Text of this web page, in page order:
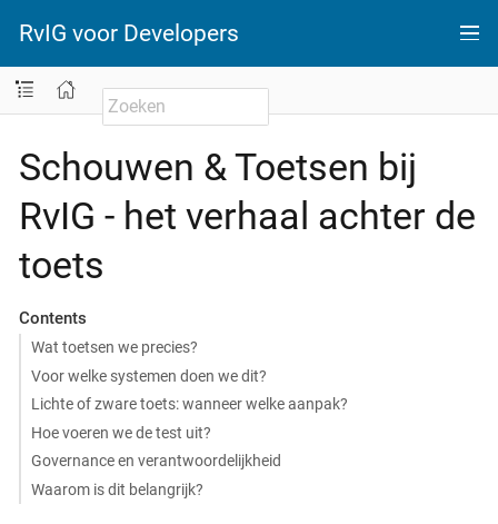
RvIG voor Developers
Schouwen & Toetsen bij
RvIG - het verhaal achter de
toets
Contents
Wat toetsen we precies?
Voor welke systemen doen we dit?
Lichte of zware toets: wanneer welke aanpak?
Hoe voeren we de test uit?
Governance en verantwoordelijkheid
Waarom is dit belangrijk?